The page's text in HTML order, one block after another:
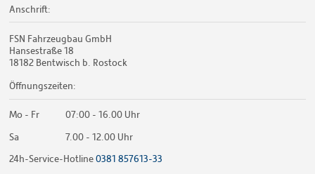
Anschrift:
FSN Fahrzeugbau GmbH
Hansestraße 18
18182 Bentwisch b. Rostock
Öffnungszeiten:
Mo - Fr
07:00 - 16.00 Uhr
Sa
7.00 - 12.00 Uhr
24h-Service-Hotline0381 857613-33